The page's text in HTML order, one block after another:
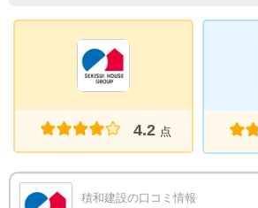
4.2 点
積和建設の口コミ情報